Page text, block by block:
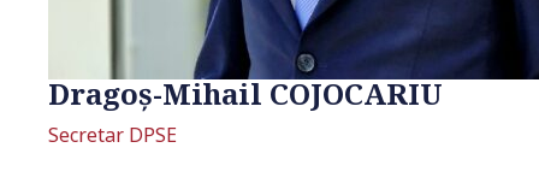
Dragoș-Mihail COJOCARIU
Secretar DPSE